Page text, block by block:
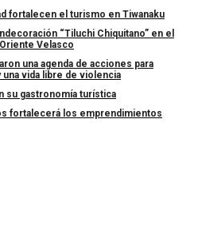
fortalecen el turismo en Tiwanaku
“Tiluchi Chiquitano” en el
Velasco
una agenda de acciones para
vida libre de violencia
su gastronomía turística
fortalecerá los emprendimientos